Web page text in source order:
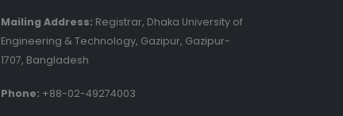
Mailing Address: Registrar, Dhaka University of
Engineering & Technology, Gazipur, Gazipur-
1707, Bangladesh
Phone: +88-02-49274003